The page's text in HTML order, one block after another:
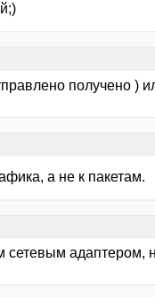
получено )
а не к пакетам.
сетевым адаптером,